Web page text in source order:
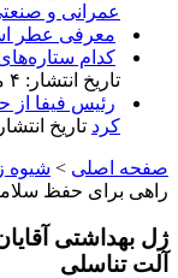
عمرانی و
معرفی عطر
کدام
تاریخ انتشار: ۴ مرداد ۱۴۰۵
رئیس فیفا از
کرد تاریخ انتشار: ۴ مرداد
صفحه اصلی > شیوه
راهی برای حفظ
ژل بهداشتی
آلت تناسلی